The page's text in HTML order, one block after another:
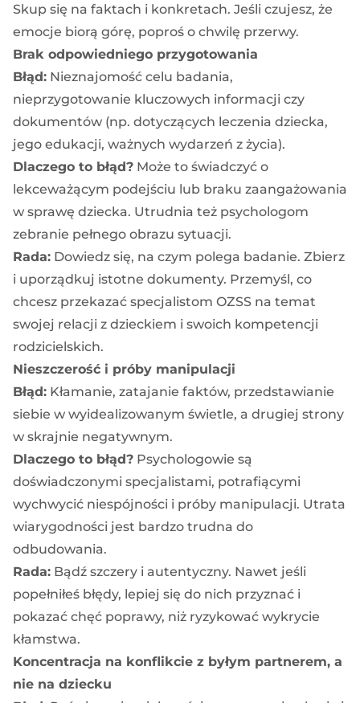
Skup się na faktach i konkretach. Jeśli czujesz, że
emocje biorą górę, poproś o chwilę przerwy.
Brak odpowiedniego przygotowania
Błąd: Nieznajomość celu badania,
nieprzygotowanie kluczowych informacji czy
dokumentów (np. dotyczących leczenia dziecka,
jego edukacji, ważnych wydarzeń z życia).
Dlaczego to błąd? Może to świadczyć o
lekceważącym podejściu lub braku zaangażowania
w sprawę dziecka. Utrudnia też psychologom
zebranie pełnego obrazu sytuacji.
Rada: Dowiedz się, na czym polega badanie. Zbierz
i uporządkuj istotne dokumenty. Przemyśl, co
chcesz przekazać specjalistom OZSS na temat
swojej relacji z dzieckiem i swoich kompetencji
rodzicielskich.
Nieszczerość i próby manipulacji
Błąd: Kłamanie, zatajanie faktów, przedstawianie
siebie w wyidealizowanym świetle, a drugiej strony
w skrajnie negatywnym.
Dlaczego to błąd? Psychologowie są
doświadczonymi specjalistami, potrafiącymi
wychwycić niespójności i próby manipulacji. Utrata
wiarygodności jest bardzo trudna do
odbudowania.
Rada: Bądź szczery i autentyczny. Nawet jeśli
popełniłeś błędy, lepiej się do nich przyznać i
pokazać chęć poprawy, niż ryzykować wykrycie
kłamstwa.
Koncentracja na konflikcie z byłym partnerem, a
nie na dziecku